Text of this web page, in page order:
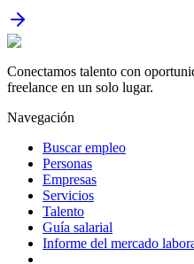
Conectamos talento con
freelance en un solo lugar.
Navegación
Buscar empleo
Personas
Empresas
Servicios
Talento
Guía salarial
Informe del mercado